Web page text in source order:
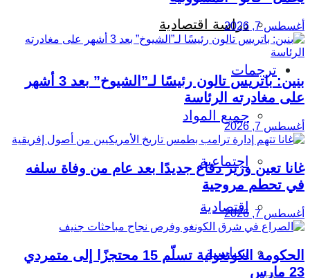
دراسة اقتصادية
ترجمات
جميع المواد
اجتماعية
اقتصادية
سياسية
أغسطس 7, 2026
بنين: باتريس تالون رئيسًا لـ”الشيوخ” بعد 3 أشهر
على مغادرته الرئاسة
أغسطس 7, 2026
غانا تعين وزير دفاع جديدًا بعد عام من وفاة سلفه
في تحطم مروحية
أغسطس 7, 2026
الحكومة الكونغولية تسلّم 15 محتجزًا إلى متمردي
23 مارس